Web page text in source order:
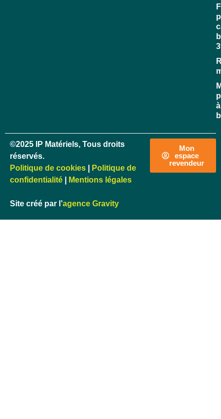
à
©2025 IP Matériels, Tous droits
réservés.
Politique de cookies
Politique de
confidentialité
Mentions légales
Site créé par l’agence Gravity
Mon
espace
revendeur